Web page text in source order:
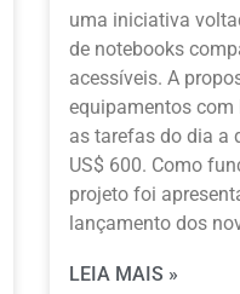
uma iniciativa
de notebooks
acessíveis. A
equipamentos com
as tarefas do dia a
US$ 600. Como
projeto foi
lançamento dos
LEIA MAIS »